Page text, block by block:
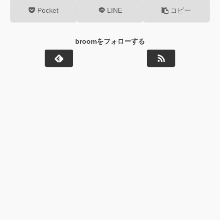
Pocket LINE コピー
broomをフォローする